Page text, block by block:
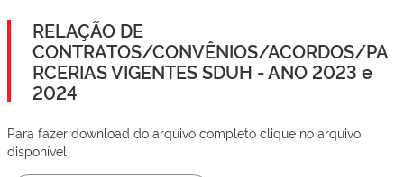
RELAÇÃO DE
CONTRATOS/CONVÊNIOS/ACORDOS/PA
RCERIAS VIGENTES SDUH - ANO 2023 e
2024
Para fazer download do arquivo completo clique no arquivo
disponível